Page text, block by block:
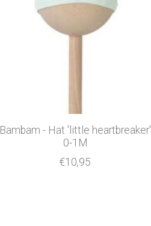
Bambam - Hat 'little heartbreaker'
0-1M
€10,95